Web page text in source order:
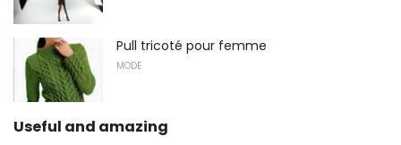
Pull tricoté pour femme
MODE
Useful and amazing